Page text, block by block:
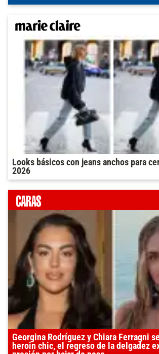
Looks básicos con jeans anchos para
2026
Georgina Rodríguez y Chiara Ferragni
heroin chic, el regreso de la delgadez